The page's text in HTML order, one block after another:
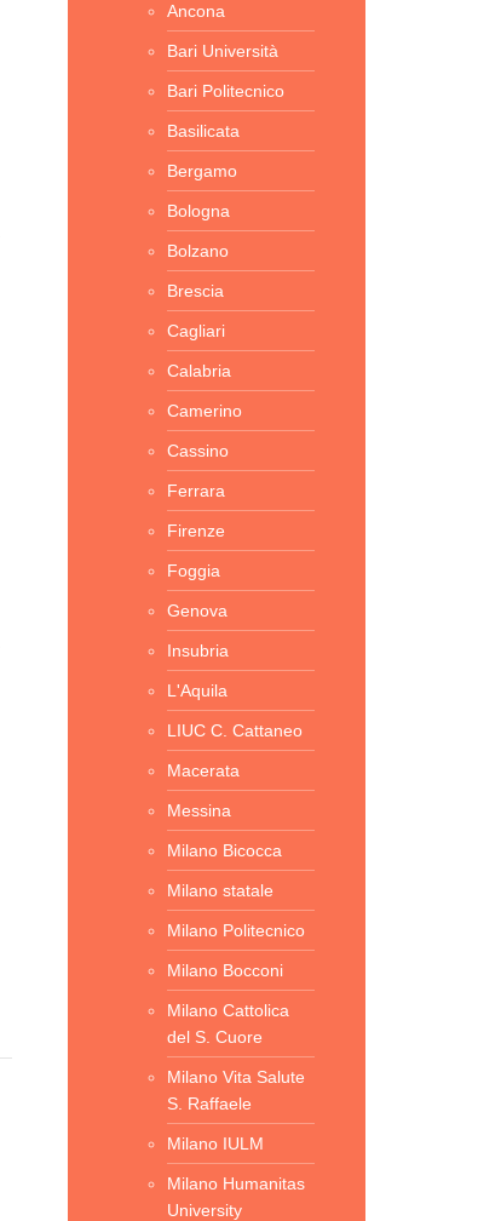
Ancona
Bari Università
Bari Politecnico
Basilicata
Bergamo
Bologna
Bolzano
Brescia
Cagliari
Calabria
Camerino
Cassino
Ferrara
Firenze
Foggia
Genova
Insubria
L'Aquila
LIUC C. Cattaneo
Macerata
Messina
Milano Bicocca
Milano statale
Milano Politecnico
Milano Bocconi
Milano Cattolica
del S. Cuore
Milano Vita Salute
S. Raffaele
Milano IULM
Milano Humanitas
University